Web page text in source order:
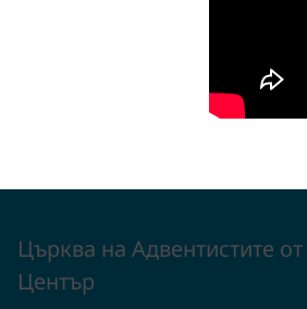
Църква на Адвентистите
Център